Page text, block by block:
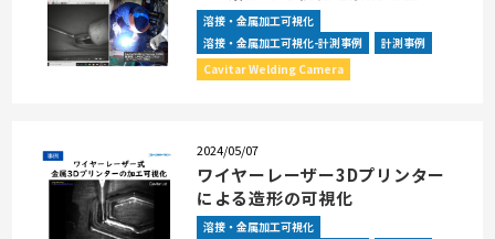
溶接・金属加工可視化
溶接・金属加工可視化-計測事例
計測事例
Cavitar Welding Camera
2024/05/07
ワイヤーレーザー3Dプリンター
による造形の可視化
溶接・金属加工可視化